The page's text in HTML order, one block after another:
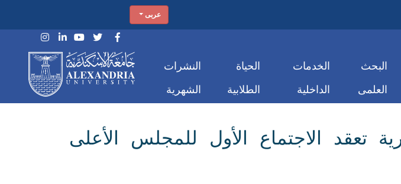
عربى
البحث
العلمى
الخدمات
الداخلية
الحياة
الطلابية
النشرات
الشهرية
تعقد الاجتماع الأول للمجلس الأعلى